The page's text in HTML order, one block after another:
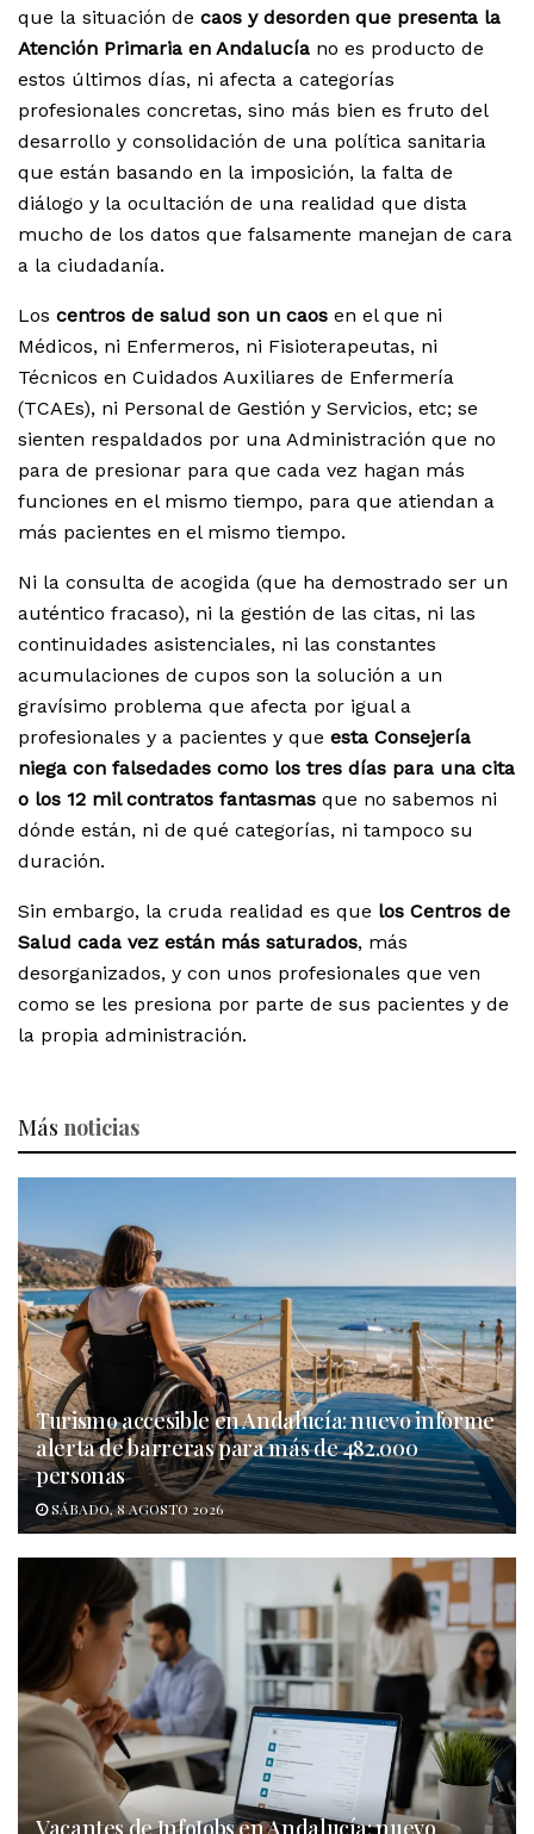
que la situación de caos y desorden que presenta la
Atención Primaria en Andalucía no es producto de
estos últimos días, ni afecta a categorías
profesionales concretas, sino más bien es fruto del
desarrollo y consolidación de una política sanitaria
que están basando en la imposición, la falta de
diálogo y la ocultación de una realidad que dista
mucho de los datos que falsamente manejan de cara
a la ciudadanía.
Los centros de salud son un caos en el que ni
Médicos, ni Enfermeros, ni Fisioterapeutas, ni
Técnicos en Cuidados Auxiliares de Enfermería
(TCAEs), ni Personal de Gestión y Servicios, etc; se
sienten respaldados por una Administración que no
para de presionar para que cada vez hagan más
funciones en el mismo tiempo, para que atiendan a
más pacientes en el mismo tiempo.
Ni la consulta de acogida (que ha demostrado ser un
auténtico fracaso), ni la gestión de las citas, ni las
continuidades asistenciales, ni las constantes
acumulaciones de cupos son la solución a un
gravísimo problema que afecta por igual a
profesionales y a pacientes y que esta Consejería
niega con falsedades como los tres días para una cita
o los 12 mil contratos fantasmas que no sabemos ni
dónde están, ni de qué categorías, ni tampoco su
duración.
Sin embargo, la cruda realidad es que los Centros de
Salud cada vez están más saturados, más
desorganizados, y con unos profesionales que ven
como se les presiona por parte de sus pacientes y de
la propia administración.
Más noticias
Turismo accesible en Andalucía: nuevo informe
alerta de barreras para más de 482.000
personas
SÁBADO, 8 AGOSTO 2026
Vacantes de InfoJobs en Andalucía: nuevo